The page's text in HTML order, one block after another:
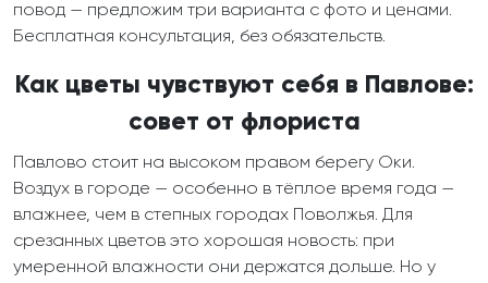
повод — предложим три варианта с фото и ценами.
Бесплатная консультация, без обязательств.
Как цветы чувствуют себя в Павлове:
совет от флориста
Павлово стоит на высоком правом берегу Оки.
Воздух в городе — особенно в тёплое время года —
влажнее, чем в степных городах Поволжья. Для
срезанных цветов это хорошая новость: при
умеренной влажности они держатся дольше. Но у